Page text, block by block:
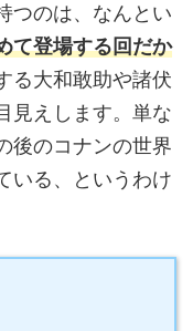
つのは、なんとい
て登場する回だか
る大和敢助や諸伏
見えします。単な
後のコナンの世界
いる、というわけ